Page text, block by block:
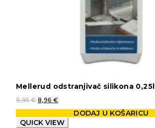
Mellerud odstranjivač silikona 0,25l
9,95€ 8,96 €
DODAJ U KOŠARICU
QUICK VIEW